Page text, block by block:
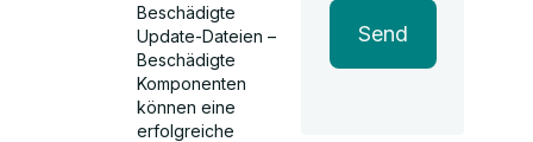
Beschädigte
Update-Dateien –
Beschädigte
Komponenten
können eine
erfolgreiche
Send